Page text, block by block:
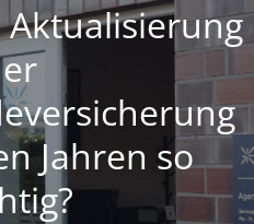
Jahren so